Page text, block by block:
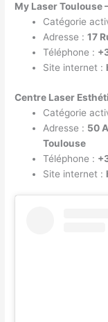
My Laser Toulouse
Catégorie
Adresse :17
Téléphone :
Site internet :
Centre Laser
Catégorie
Adresse : 50
Toulouse
Téléphone :
Site internet :